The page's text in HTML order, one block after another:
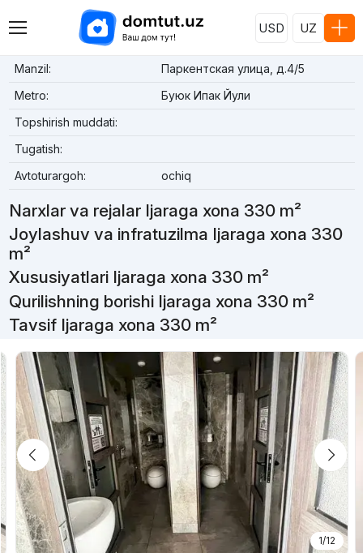
USD UZ
Manzil:
Паркентская улица, д.4/5
Metro:
Буюк Ипак Йули
Topshirish muddati:
Tugatish:
Avtoturargoh:
ochiq
Narxlar va rejalar Ijaraga xona 330 m²
Joylashuv va infratuzilma Ijaraga xona 330
m²
Xususiyatlari Ijaraga xona 330 m²
Qurilishning borishi Ijaraga xona 330 m²
Tavsif Ijaraga xona 330 m²
1/12